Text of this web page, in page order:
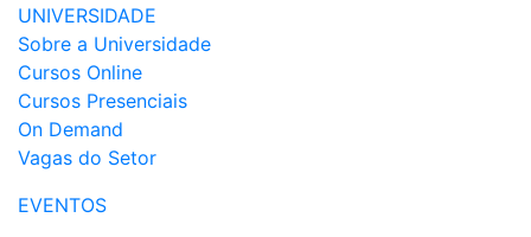
UNIVERSIDADE
Sobre a Universidade
Cursos Online
Cursos Presenciais
On Demand
Vagas do Setor
EVENTOS